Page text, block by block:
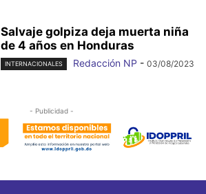
Salvaje golpiza deja muerta niña
de 4 años en Honduras
INTERNACIONALES Redacción NP - 03/08/2023
- Publicidad -